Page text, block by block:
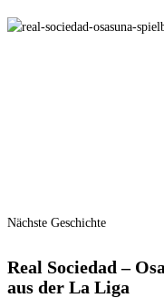
Nächste Geschichte
Real Sociedad –
aus der La Liga